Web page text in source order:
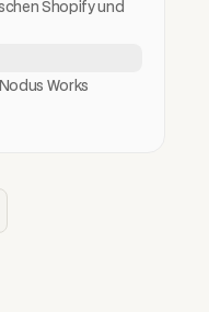
Shopify und
Works